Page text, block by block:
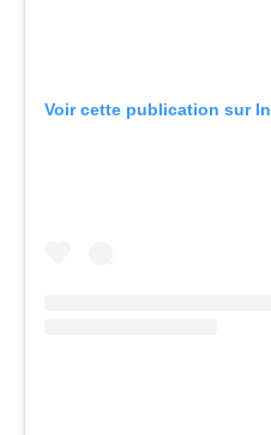
Voir cette publication sur